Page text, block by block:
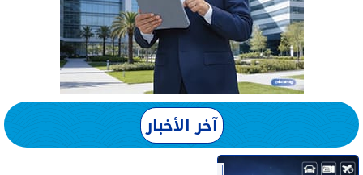
آخر الأخبار